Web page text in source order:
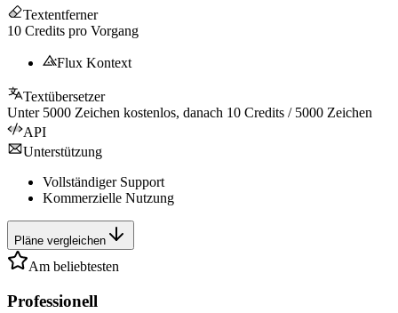
Textentferner
10 Credits pro Vorgang
Flux Kontext
Textübersetzer
Unter 5000 Zeichen kostenlos, danach 10 Credits / 5000 Zeichen
API
Unterstützung
Vollständiger Support
Kommerzielle Nutzung
Pläne vergleichen
Am beliebtesten
Professionell